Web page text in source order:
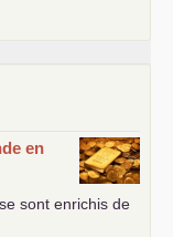
en
sont enrichis de